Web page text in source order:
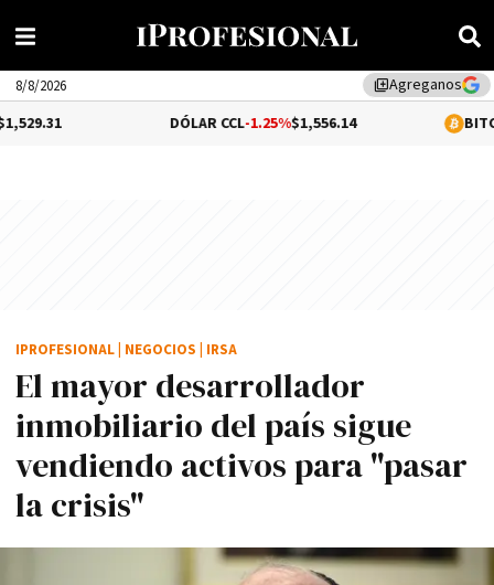
library_addAgreganos
8/8/2026
-1.25%$1,556.14 0.14%
El mayor desarrollador
inmobiliario del país sigue
vendiendo activos para "pasar
la crisis"
IPROFESIONAL NEGOCIOS IRSA